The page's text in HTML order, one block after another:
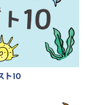
ト10